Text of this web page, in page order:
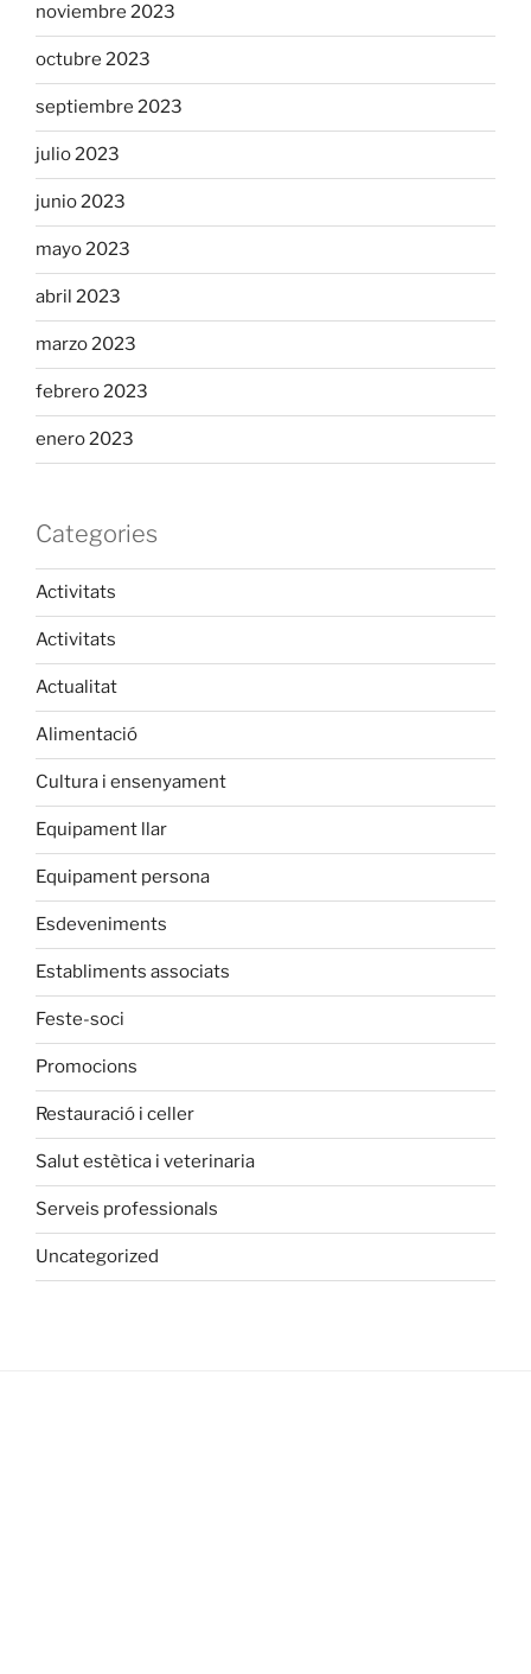
noviembre 2023
octubre 2023
septiembre 2023
julio 2023
junio 2023
mayo 2023
abril 2023
marzo 2023
febrero 2023
enero 2023
Categories
Activitats
Activitats
Actualitat
Alimentació
Cultura i ensenyament
Equipament llar
Equipament persona
Esdeveniments
Establiments associats
Feste-soci
Promocions
Restauració i celler
Salut estètica i veterinaria
Serveis professionals
Uncategorized